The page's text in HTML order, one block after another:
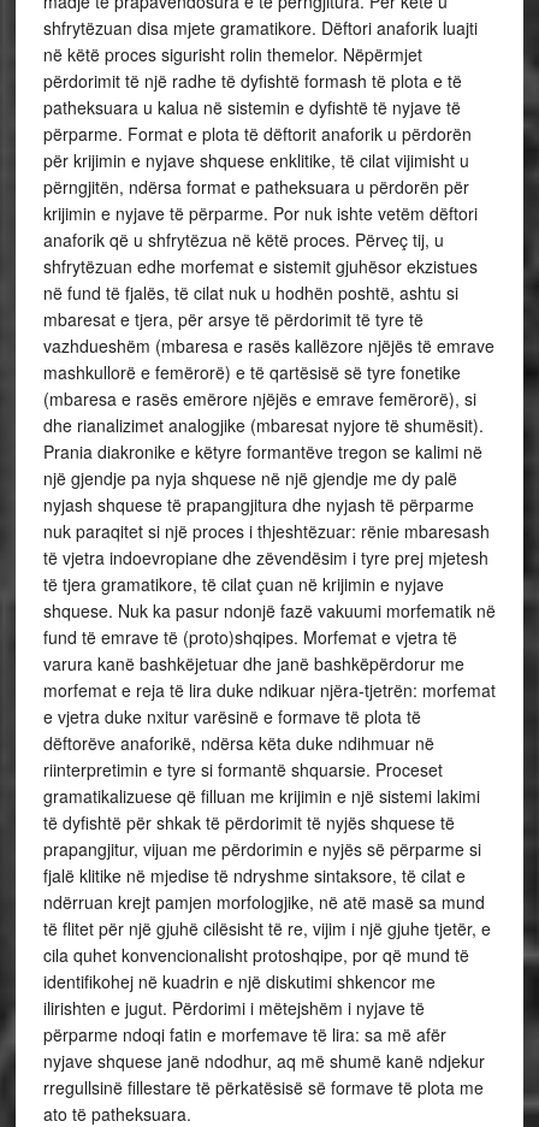
shfrytëzuan disa mjete gramatikore. Dëftori anaforik luajti
në këtë proces sigurisht rolin themelor. Nëpërmjet
përdorimit të një radhe të dyfishtë formash të plota e të
patheksuara u kalua në sistemin e dyfishtë të nyjave të
përparme. Format e plota të dëftorit anaforik u përdorën
për krijimin e nyjave shquese enklitike, të cilat vijimisht u
përngjitën, ndërsa format e patheksuara u përdorën për
krijimin e nyjave të përparme. Por nuk ishte vetëm dëftori
anaforik që u shfrytëzua në këtë proces. Përveç tij, u
shfrytëzuan edhe morfemat e sistemit gjuhësor ekzistues
në fund të fjalës, të cilat nuk u hodhën poshtë, ashtu si
mbaresat e tjera, për arsye të përdorimit të tyre të
vazhdueshëm (mbaresa e rasës kallëzore njëjës të emrave
mashkullorë e femërorë) e të qartësisë së tyre fonetike
(mbaresa e rasës emërore njëjës e emrave femërorë), si
dhe rianalizimet analogjike (mbaresat nyjore të shumësit).
Prania diakronike e këtyre formantëve tregon se kalimi në
një gjendje pa nyja shquese në një gjendje me dy palë
nyjash shquese të prapangjitura dhe nyjash të përparme
nuk paraqitet si një proces i thjeshtëzuar: rënie mbaresash
të vjetra indoevropiane dhe zëvendësim i tyre prej mjetesh
të tjera gramatikore, të cilat çuan në krijimin e nyjave
shquese. Nuk ka pasur ndonjë fazë vakuumi morfematik në
fund të emrave të (proto)shqipes. Morfemat e vjetra të
varura kanë bashkëjetuar dhe janë bashkëpërdorur me
morfemat e reja të lira duke ndikuar njëra-tjetrën: morfemat
e vjetra duke nxitur varësinë e formave të plota të
dëftorëve anaforikë, ndërsa këta duke ndihmuar në
riinterpretimin e tyre si formantë shquarsie. Proceset
gramatikalizuese që filluan me krijimin e një sistemi lakimi
të dyfishtë për shkak të përdorimit të nyjës shquese të
prapangjitur, vijuan me përdorimin e nyjës së përparme si
fjalë klitike në mjedise të ndryshme sintaksore, të cilat e
ndërruan krejt pamjen morfologjike, në atë masë sa mund
të flitet për një gjuhë cilësisht të re, vijim i një gjuhe tjetër, e
cila quhet konvencionalisht protoshqipe, por që mund të
identifikohej në kuadrin e një diskutimi shkencor me
ilirishten e jugut. Përdorimi i mëtejshëm i nyjave të
përparme ndoqi fatin e morfemave të lira: sa më afër
nyjave shquese janë ndodhur, aq më shumë kanë ndjekur
rregullsinë fillestare të përkatësisë së formave të plota me
ato të patheksuara.